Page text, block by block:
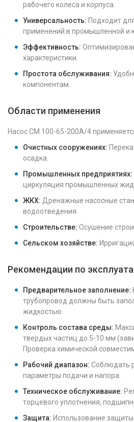
рабочего колеса и корпуса.
Универсальность: Подходит
применений в промышленной и
Эффективность:
характеристики.
Простота обслуживания:
компонентам.
Области применения
Насос СМ 100-65-200А/4
Очистных сооружениях:
осадка.
Промышленных предприятиях:
циркуляция промышленных
ЖКХ: Дренажные насосные
водоотведения.
Строительстве: Осушение
Сельском хозяйстве:
Рекомендации по
Предварительное заполнение:
трубопровод должны быть
жидкостью.
Контроль состава среды:
твердых частиц до 5-10 мм
Проверка химической
Рабочий диапазон: Соблюдать
параметры подачи и напора.
Техническое обслуживание:
торцевого уплотнения,
Защита: Использование защиты